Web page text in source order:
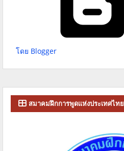
โดย Blogger
สมาคมฝึกการพูดแห่งประเทศไทย